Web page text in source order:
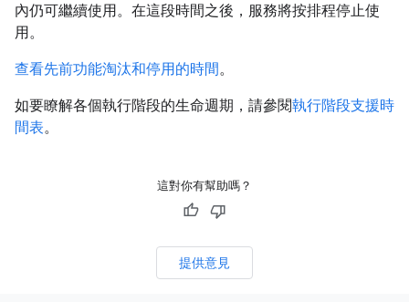
內仍可繼續使用。在這段時間之後，服務將按排程停止使
用。
查看先前功能淘汰和停用的時間。
如要瞭解各個執行階段的生命週期，請參閱執行階段支援時
間表。
這對你有幫助嗎？
提供意見